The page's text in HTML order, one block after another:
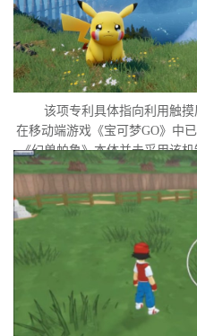
该项专利具体指向利用触
在移动端游戏《宝可梦GO》中
《幻兽帕鲁》本体并未采用该
中。外界普遍认为，这很可能
发起诉讼